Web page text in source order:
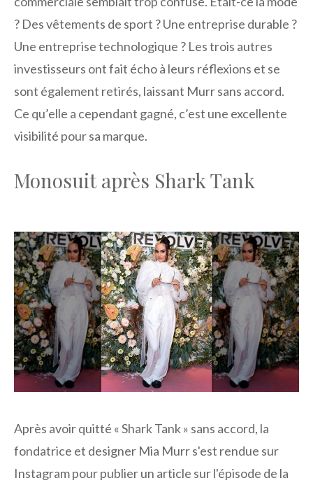
? Des vêtements de sport ? Une entreprise durable ?
Une entreprise technologique ? Les trois autres
investisseurs ont fait écho à leurs réflexions et se
sont également retirés, laissant Murr sans accord.
Ce qu’elle a cependant gagné, c’est une excellente
visibilité pour sa marque.
Monosuit après Shark Tank
Après avoir quitté « Shark Tank » sans accord, la
fondatrice et designer Mia Murr s'est rendue sur
Instagram pour publier un article sur l'épisode de la